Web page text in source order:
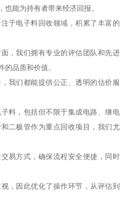
也能为持有者带来经济回报。
于电子料回收领域，积累了丰富的
，我们拥有专业的评估团队和先进
的品质和价值。
我们都能提供公正、透明的估价服
料，包括但不限于集成电路、继电
二极管作为重点回收项目，我们尤
易方式，确保流程安全便捷，同时
，因此优化了操作环节，从评估到